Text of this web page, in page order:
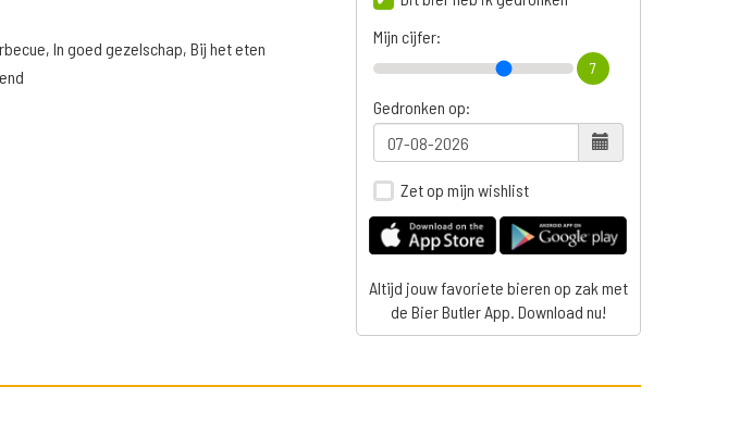
In goed gezelschap, Bij het eten
Mijn cijfer:
7
Gedronken op:
Zet op mijn wishlist
Altijd jouw favoriete bieren op zak met
de Bier Butler App. Download nu!